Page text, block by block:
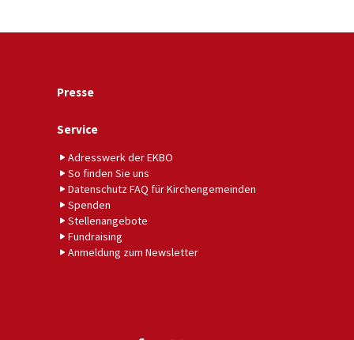
Presse
Service
Adresswerk der EKBO
So finden Sie uns
Datenschutz FAQ für Kirchengemeinden
Spenden
Stellenangebote
Fundraising
Anmeldung zum Newsletter